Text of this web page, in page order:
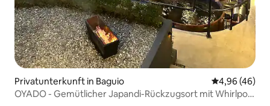
Privatunterkunft in Baguio
4,96 (46)
OYADO - Gemütlicher Japandi-Rückzugsort mit Whirlpool